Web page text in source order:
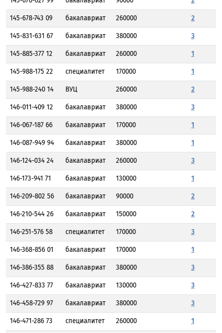
145-678-743 09 бакалавриат 260000 2
145-831-631 67 бакалавриат 380000 3
145-885-377 12 бакалавриат 260000 1
145-988-175 22 специалитет 170000 1
145-988-240 14 ВУЦ 260000 2
146-011-409 12 бакалавриат 380000 3
146-067-187 66 бакалавриат 170000 1
146-087-949 94 бакалавриат 380000 1
146-124-034 24 бакалавриат 260000 3
146-173-941 71 бакалавриат 130000 1
146-209-802 56 бакалавриат 90000 2
146-210-544 26 бакалавриат 150000 2
146-251-576 58 специалитет 170000 3
146-368-856 01 бакалавриат 170000 1
146-386-355 88 бакалавриат 380000 3
146-427-833 77 бакалавриат 130000 3
146-458-729 97 бакалавриат 380000 3
146-471-286 73 специалитет 260000 1